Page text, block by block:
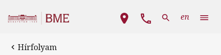
Fő navigáció
en
Hírfolyam